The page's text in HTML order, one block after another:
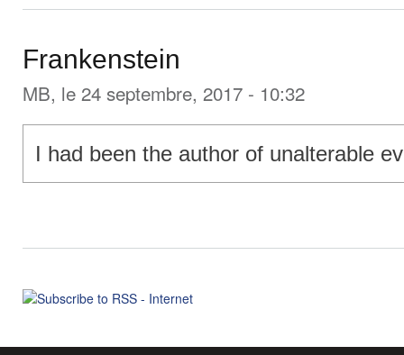
Frankenstein
MB, le 24 septembre, 2017 - 10:32
I had been the author of unalterable